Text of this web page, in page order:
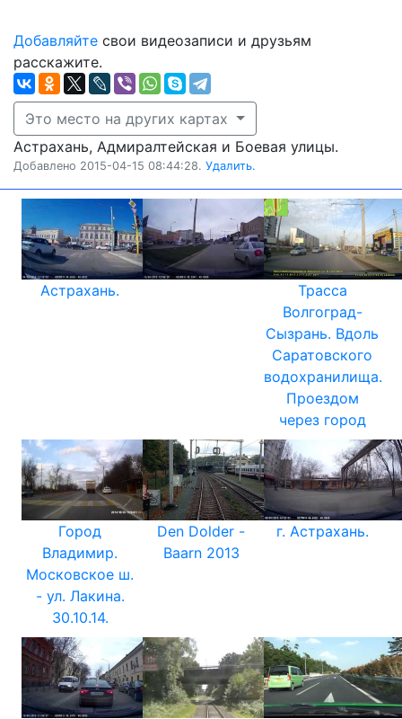
Добавляйте свои видеозаписи и друзьям
расскажите.
Это место на других картах
Астрахань, Адмиралтейская и Боевая улицы.
Добавлено 2015-04-15 08:44:28. Удалить.
Астрахань.
Трасса
Волгоград-
Сызрань. Вдоль
Саратовского
водохранилища.
Проездом
через город
Город
Владимир.
Московское ш.
- ул. Лакина.
30.10.14.
Den Dolder -
Baarn 2013
г. Астрахань.